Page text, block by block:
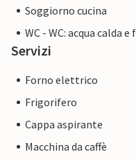
Soggiorno cucina
WC - WC: acqua calda e
Servizi
Forno elettrico
Frigorifero
Cappa aspirante
Macchina da caffè